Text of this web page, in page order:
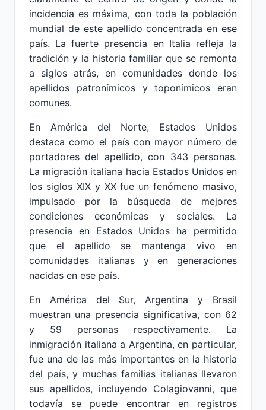
incidencia es máxima, con toda la población
mundial de este apellido concentrada en ese
país. La fuerte presencia en Italia refleja la
tradición y la historia familiar que se remonta
a siglos atrás, en comunidades donde los
apellidos patronímicos y toponímicos eran
comunes.
En América del Norte, Estados Unidos
destaca como el país con mayor número de
portadores del apellido, con 343 personas.
La migración italiana hacia Estados Unidos en
los siglos XIX y XX fue un fenómeno masivo,
impulsado por la búsqueda de mejores
condiciones económicas y sociales. La
presencia en Estados Unidos ha permitido
que el apellido se mantenga vivo en
comunidades italianas y en generaciones
nacidas en ese país.
En América del Sur, Argentina y Brasil
muestran una presencia significativa, con 62
y 59 personas respectivamente. La
inmigración italiana a Argentina, en particular,
fue una de las más importantes en la historia
del país, y muchas familias italianas llevaron
sus apellidos, incluyendo Colagiovanni, que
todavía se puede encontrar en registros